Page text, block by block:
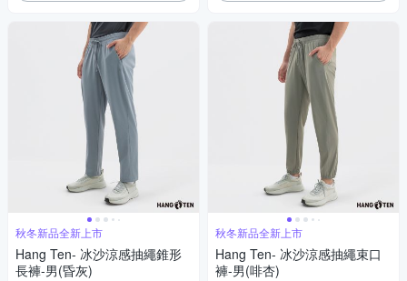
秋冬新品全新上市
Hang Ten- 冰沙涼感抽繩錐形
長褲-男(昏灰)
秋冬新品全新上市
Hang Ten- 冰沙涼感抽繩束口
褲-男(啡杏)